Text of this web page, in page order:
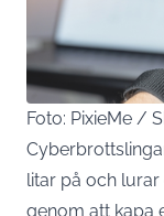
Foto: PixieMe /
litar på och
genom att kapa